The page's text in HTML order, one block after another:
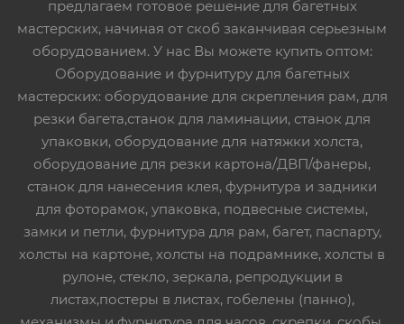
предлагаем готовое решение для багетных
мастерских, начиная от скоб заканчивая серьезным
оборудованием. У нас Вы можете купить оптом:
Оборудование и фурнитуру для багетных
мастерских: оборудование для скрепления рам, для
резки багета,станок для ламинации, станок для
упаковки, оборудование для натяжки холста,
оборудование для резки картона/ДВП/фанеры,
станок для нанесения клея, фурнитура и задники
для фоторамок, упаковка, подвесные системы,
замки и петли, фурнитура для рам, багет, паспарту,
холсты на картоне, холсты на подрамнике, холсты в
рулоне, стекло, зеркала, репродукции в
листах,постеры в листах, гобелены (панно),